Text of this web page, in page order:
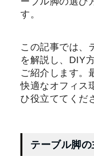
す。
この記事では、
を解説し、DIY
ご紹介します。
快適なオフィス
ひ役立ててくだ
テーブル脚